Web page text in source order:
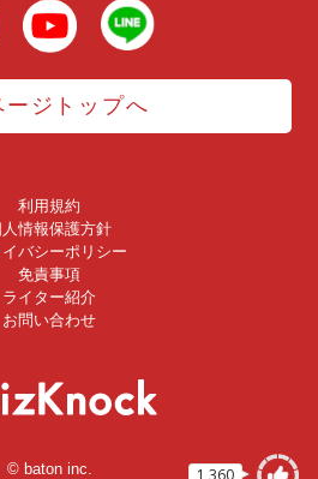
ージトップへ
利用規約
情報保護方針
バシーポリシー
免責事項
ライター紹介
お問い合わせ
© baton inc.